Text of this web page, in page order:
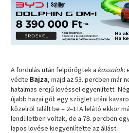
A fordulás után felpörögtek akassaiak:
védte Bajza, majd az 53. percben már
hatalmas erejű lövéssel egyenlített.
újabb hazai gól: egy szöglet utáni
közelről talált be – 2–1! A lelátó ekkor
lendületben voltak, de a 78. percben
lapos lövése kiegyenlítette az állást.